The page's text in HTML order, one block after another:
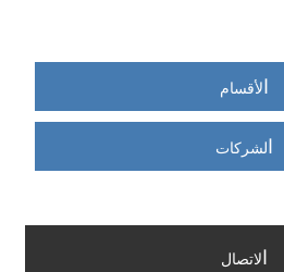
لأقسام
لشركات
لاتصال